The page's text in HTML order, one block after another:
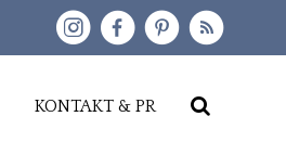
KONTAKT & PR